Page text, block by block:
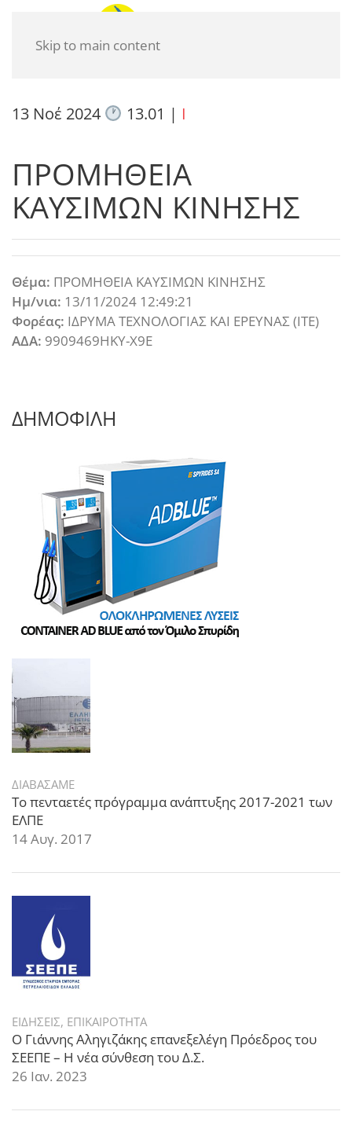
Skip to main content
13 Νοέ 2024 13.01 | I
ΠΡΟΜΗΘΕΙΑ
ΚΑΥΣΙΜΩΝ ΚΙΝΗΣΗΣ
Θέμα: ΠΡΟΜΗΘΕΙΑ ΚΑΥΣΙΜΩΝ ΚΙΝΗΣΗΣ
Ημ/νια: 13/11/2024 12:49:21
Φορέας: ΙΔΡΥΜΑ ΤΕΧΝΟΛΟΓΙΑΣ ΚΑΙ ΕΡΕΥΝΑΣ (ΙΤΕ)
ΑΔΑ: 9909469ΗΚΥ-Χ9Ε
ΔΗΜΟΦΙΛΗ
ΔΙΑΒΑΣΑΜΕ
Το πενταετές πρόγραμμα ανάπτυξης 2017-2021 των
ΕΛΠΕ
14 Αυγ. 2017
ΕΙΔΗΣΕΙΣ, ΕΠΙΚΑΙΡΟΤΗΤΑ
Ο Γιάννης Αληγιζάκης επανεξελέγη Πρόεδρος του
ΣΕΕΠΕ – Η νέα σύνθεση του Δ.Σ.
26 Ιαν. 2023